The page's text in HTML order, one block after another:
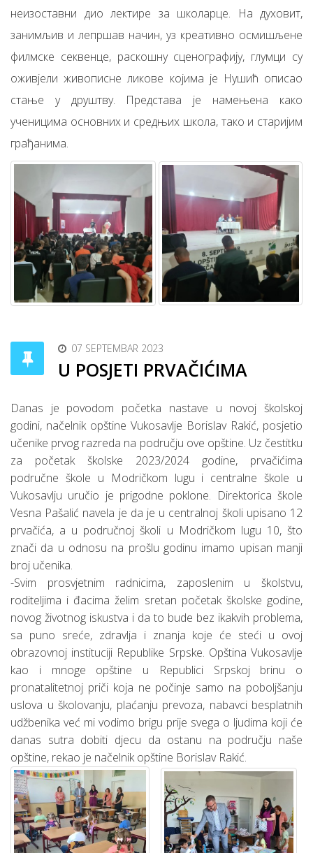
неизоставни дио лектире за школарце. На духовит,
занимљив и лепршав начин, уз креативно осмишљене
филмске секвенце, раскошну сценографију, глумци су
оживјели живописне ликове којима је Нушић описао
стање у друштву. Представа је намењена како
ученицима основних и средњих школа, тако и старијим
грађанима.
07 SEPTEMBAR 2023
U POSJETI PRVAČIĆIMA
Danas je povodom početka nastave u novoj školskoj
godini, načelnik opštine Vukosavlje Borislav Rakić, posjetio
učenike prvog razreda na području ove opštine. Uz čestitku
za početak školske 2023/2024 godine, prvačićima
područne škole u Modričkom lugu i centralne škole u
Vukosavlju uručio je prigodne poklone. Direktorica škole
Vesna Pašalić navela je da je u centralnoj školi upisano 12
prvačića, a u područnoj školi u Modričkom lugu 10, što
znači da u odnosu na prošlu godinu imamo upisan manji
broj učenika.
-Svim prosvjetnim radnicima, zaposlenim u školstvu,
roditeljima i đacima želim sretan početak školske godine,
novog životnog iskustva i da to bude bez ikakvih problema,
sa puno sreće, zdravlja i znanja koje će steći u ovoj
obrazovnoj instituciji Republike Srpske. Opština Vukosavlje
kao i mnoge opštine u Republici Srpskoj brinu o
pronatalitetnoj priči koja ne počinje samo na poboljšanju
uslova u školovanju, plaćanju prevoza, nabavci besplatnih
udžbenika već mi vodimo brigu prije svega o ljudima koji će
danas sutra dobiti djecu da ostanu na području naše
opštine, rekao je načelnik opštine Borislav Rakić.